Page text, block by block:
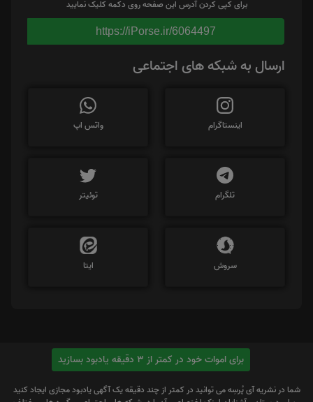
برای کپی کردن آدرس این صفحه روی دکمه کلیک نمایید
https://iPorse.ir/6064497
ارسال به شبکه های اجتماعی
اینستاگرام واتس اپ
تلگرام توئیتر
سروش ایتا
برای اموات خود در کمتر از 3 دقیقه یادبود بسازید
شما در نشریه آی پُرسِه می توانید در کمتر از چند دقیقه یک آگهی یادبود مجازی ایجاد کنید